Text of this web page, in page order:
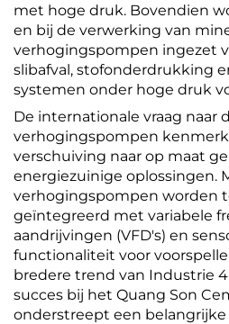
met hoge druk. Bovendien
en bij de verwerking van
verhogingspompen ingezet
slibafval, stofonderdrukking
systemen onder hoge druk
De internationale vraag naar
verhogingspompen
verschuiving naar op maat
energiezuinige oplossingen.
verhogingspompen worden
geïntegreerd met variabele
aandrijvingen (VFD's) en
functionaliteit voor
bredere trend van Industrie
succes bij het Quang Son
onderstreept een